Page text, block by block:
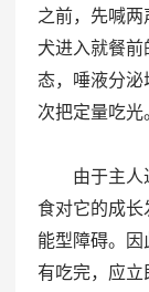
之前，先喊
犬进入就餐前
态，唾液分
次把定量吃光
由于主人过
食对它的成长
能型障碍。
有吃完，应立